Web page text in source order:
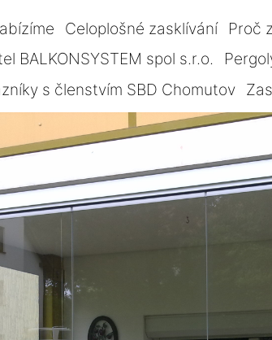
Celoplošné zasklívání Proč
BALKONSYSTEM spol s.r.o.
s členstvím SBD Chomutov